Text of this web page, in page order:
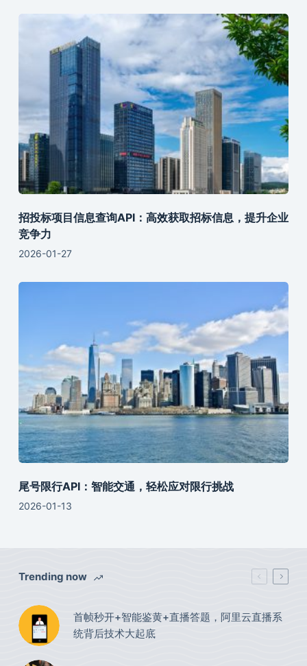
招投标项目信息查询API：高效获取招标信息，提升企业
竞争力
2026-01-27
尾号限行API：智能交通，轻松应对限行挑战
2026-01-13
Trending now
首帧秒开+智能鉴黄+直播答题，阿里云直播系
统背后技术大起底